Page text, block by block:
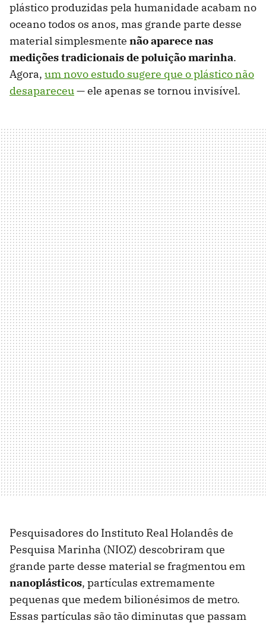
plástico produzidas pela humanidade acabam no
oceano todos os anos, mas grande parte desse
material simplesmente não aparece nas
medições tradicionais de poluição marinha.
Agora, um novo estudo sugere que o plástico não
desapareceu— ele apenas se tornou invisível.
Pesquisadores do Instituto Real Holandês de
Pesquisa Marinha (NIOZ) descobriram que
grande parte desse material se fragmentou em
nanoplásticos, partículas extremamente
pequenas que medem bilionésimos de metro.
Essas partículas são tão diminutas que passam